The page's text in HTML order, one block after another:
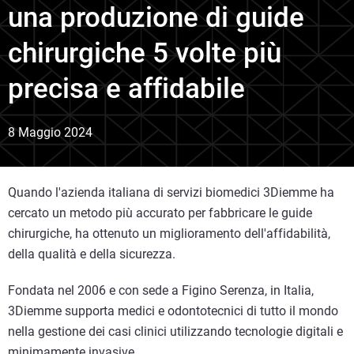
una produzione di guide
chirurgiche 5 volte più
precisa e affidabile
8 Maggio 2024
Quando l'azienda italiana di servizi biomedici 3Diemme ha
cercato un metodo più accurato per fabbricare le guide
chirurgiche, ha ottenuto un miglioramento dell'affidabilità,
della qualità e della sicurezza.
Fondata nel 2006 e con sede a Figino Serenza, in Italia,
3Diemme supporta medici e odontotecnici di tutto il mondo
nella gestione dei casi clinici utilizzando tecnologie digitali e